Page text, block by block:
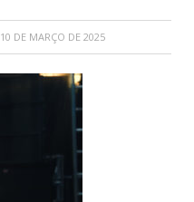
10 DE MARÇO DE 2025